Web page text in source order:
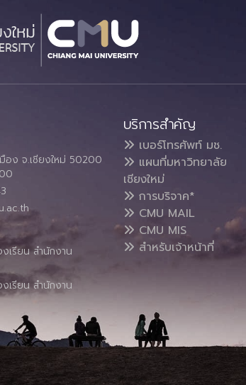
อง จ.เชียงใหม่ 50200
เรียน สำนักงาน
เรียน สำนักงาน
บริการสำคัญ
เบอร์โทรศัพท์ มช.
แผนที่มหาวิทยาลัย
เชียงใหม่
การบริจาค*
CMU MAIL
CMU MIS
สำหรับเจ้าหน้าที่